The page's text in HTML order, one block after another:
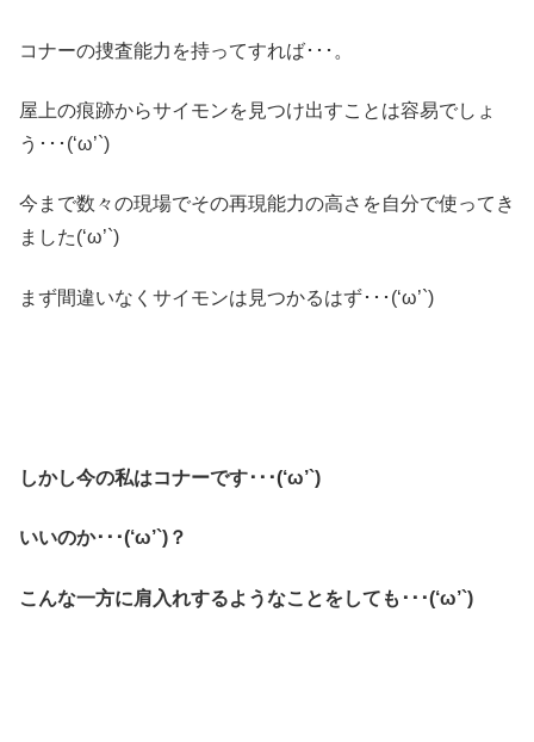
コナーの捜査能力を持ってすれば･･･。
屋上の痕跡からサイモンを見つけ出すことは容易でしょ
う･･･(‘ω’`)
今まで数々の現場でその再現能力の高さを自分で使ってき
ました(‘ω’`)
まず間違いなくサイモンは見つかるはず･･･(‘ω’`)
しかし今の私はコナーです･･･(‘ω’`)
いいのか･･･(‘ω’`)？
こんな一方に肩入れするようなことをしても･･･(‘ω’`)